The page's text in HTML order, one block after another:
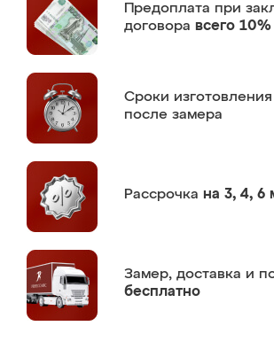
Предоплата при
договора всего 10%
Сроки изготовления
после замера
Рассрочка на 3, 4, 6
Замер, доставка и
бесплатно